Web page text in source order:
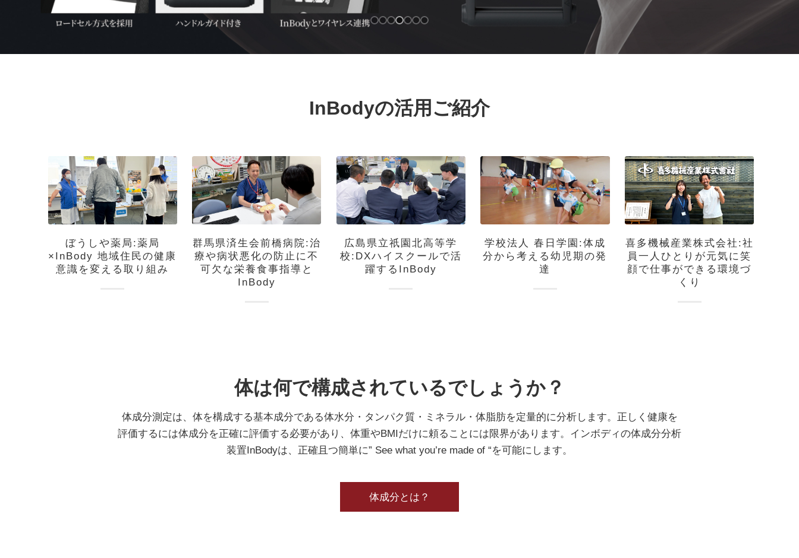
InBodyの活用ご紹介
ぼうしや薬局:薬局
×InBody 地域住民の健康
意識を変える取り組み
群馬県済生会前橋病院:治
療や病状悪化の防止に不
可欠な栄養食事指導と
InBody
広島県立祇園北高等学
校:DXハイスクールで活
躍するInBody
学校法人 春日学園:体成
分から考える幼児期の発
達
喜多機械産業株式会社:社
員一人ひとりが元気に笑
顔で仕事ができる環境づ
くり
体は何で構成されているでしょうか？
体成分測定は、体を構成する基本成分である体水分・タンパク質・ミネラル・体脂肪を定量的に分析します。正しく健康を
評価するには体成分を正確に評価する必要があり、体重やBMIだけに頼ることには限界があります。インボディの体成分分析
装置InBodyは、正確且つ簡単に” See what you’re made of “を可能にします。
体成分とは？